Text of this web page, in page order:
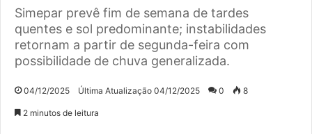
Simepar prevê fim de semana de tardes
quentes e sol predominante; instabilidades
retornam a partir de segunda-feira com
possibilidade de chuva generalizada.
04/12/2025 Última Atualização 04/12/2025 0 8
2 minutos de leitura